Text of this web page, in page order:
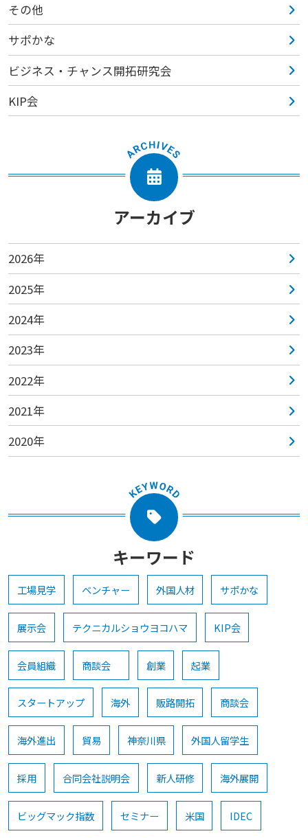
その他
サポかな
ビジネス・チャンス開拓研究会
KIP会
アーカイブ
2026年
2025年
2024年
2023年
2022年
2021年
2020年
キーワード
工場見学 ベンチャー 外国人材 サポかな
展示会 テクニカルショウヨコハマ KIP会
会員組織 商談会 創業 起業
スタートアップ 海外 販路開拓 商談会
海外進出 貿易 神奈川県 外国人留学生
採用 合同会社説明会 新人研修 海外展開
ビッグマック指数 セミナー 米国 IDEC